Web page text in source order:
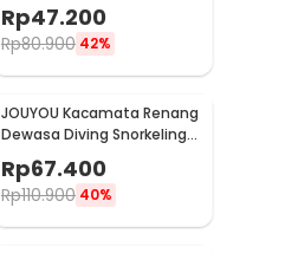
HS210
Rp47.200
Rp80.900 42%
JOUYOU Kacamata Renang
Dewasa Diving Snorkeling
Anti Fog UV Protection -
E0735
Rp67.400
Rp110.900 40%